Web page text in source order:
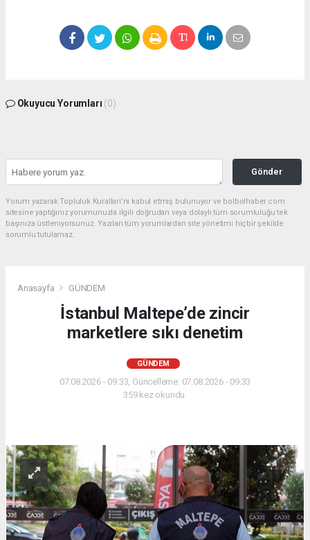
Okuyucu Yorumları (0)
Gönder
Yorum yazarak Topluluk Kuralları’nı kabul etmiş bulunuyor ve bolbolhaber.com
sitesine yaptığınız yorumunuzla ilgili doğrudan veya dolaylı tüm sorumluluğu tek
başınıza üstleniyorsunuz. Yazılan tüm yorumlardan site yönetimi hiçbir şekilde
sorumlu tutulamaz.
Anasayfa GÜNDEM
İstanbul Maltepe’de zincir
marketlere sıkı denetim
GÜNDEM
07.08.2026 - 09:33, Güncelleme: 07.08.2026 - 09:33
359 kez okundu.